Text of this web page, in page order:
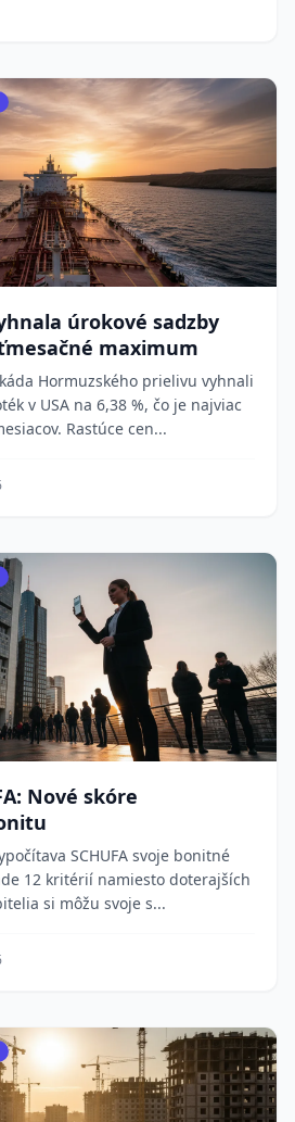
úrokové sadzby
maximum
Hormuzského prielivu vyhnali
v USA na 6,38 %, čo je najviac
Rastúce cen...
Nové skóre
SCHUFA svoje bonitné
12 kritérií namiesto doterajších
si môžu svoje s...